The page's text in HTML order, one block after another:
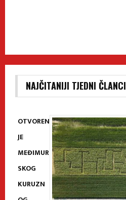
NAJČITANIJI TJEDNI ČLANCI
OTVOREN
JE
MEĐIMUR
SKOG
KURUZN